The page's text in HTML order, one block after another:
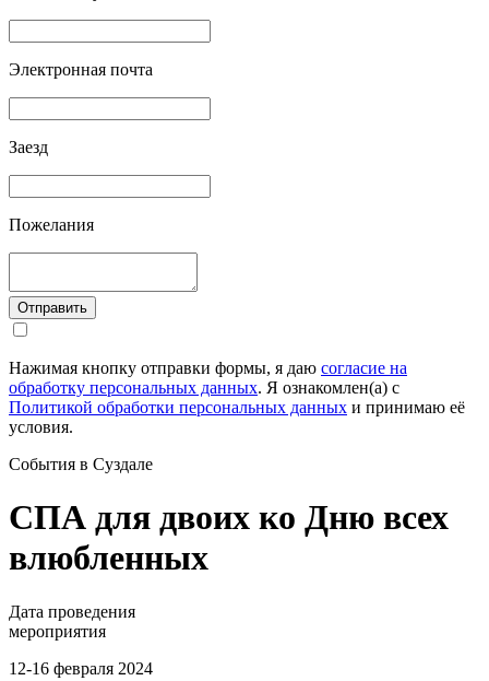
Электронная почта
Заезд
Пожелания
Отправить
Нажимая кнопку отправки формы, я даю согласие на
обработку персональных данных. Я ознакомлен(а) с
Политикой обработки персональных данных и принимаю её
условия.
События в Суздале
СПА для двоих ко Дню всех
влюбленных
Дата проведения
мероприятия
12-16 февраля 2024